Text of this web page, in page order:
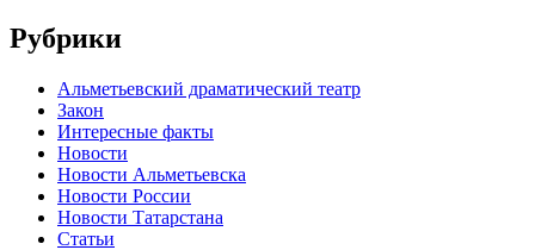
Рубрики
Альметьевский драматический театр
Закон
Интересные факты
Новости
Новости Альметьевска
Новости России
Новости Татарстана
Статьи